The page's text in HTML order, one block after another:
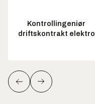
Kontrollingeniør
driftskontrakt elektro